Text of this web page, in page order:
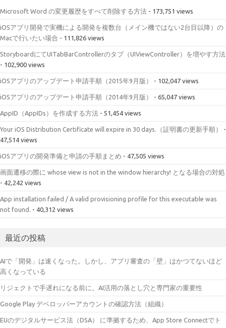
Microsoft Word の変更履歴をすべて削除する方法 - 173,751 views
iOSアプリ開発で実機による開発を複数台（メイン機ではない2台目以降）の
Macで行いたい場合 - 111,826 views
StoryboardにてUITabBarControllerのタブ（UIViewController）を増やす方法
- 102,900 views
iOSアプリのアップデート申請手順（2015年9月版） - 102,047 views
iOSアプリのアップデート申請手順（2014年9月版） - 65,047 views
AppID（AppIDs）を作成する方法 - 51,454 views
Your iOS Distribution Certificate will expire in 30 days.（証明書の更新手順）
-
47,514 views
iOSアプリの開発準備と申請の手順まとめ - 47,505 views
画面遷移の際に whose view is not in the window hierarchy! となる場合の対処
- 42,242 views
App installation failed / A valid provisioning profile for this executable was
not found. - 40,312 views
最近の投稿
AIで「開発」は速くなった。しかし、アプリ審査の「壁」はかつてないほど
高くなっている
リジェクトで手遅れになる前に。AI活用の落とし穴と専門家の重要性
Google Play デベロッパーアカウントの確認方法（組織）
EUのデジタルサービス法（DSA） に準拠するため、App Store Connectでト